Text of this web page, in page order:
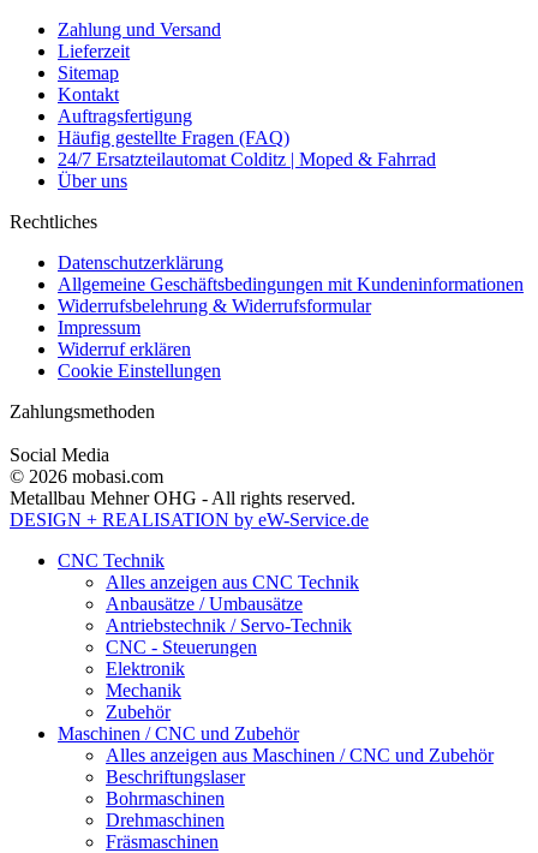
Zahlung und Versand
Lieferzeit
Sitemap
Kontakt
Auftragsfertigung
Häufig gestellte Fragen (FAQ)
24/7 Ersatzteilautomat Colditz | Moped & Fahrrad
Über uns
Rechtliches
Datenschutzerklärung
Allgemeine Geschäftsbedingungen mit Kundeninformationen
Widerrufsbelehrung & Widerrufsformular
Impressum
Widerruf erklären
Cookie Einstellungen
Zahlungsmethoden
Social Media
© 2026 mobasi.com
Metallbau Mehner OHG - All rights reserved.
DESIGN + REALISATION by eW-Service.de
CNC Technik
Alles anzeigen aus CNC Technik
Anbausätze / Umbausätze
Antriebstechnik / Servo-Technik
CNC - Steuerungen
Elektronik
Mechanik
Zubehör
Maschinen / CNC und Zubehör
Alles anzeigen aus Maschinen / CNC und Zubehör
Beschriftungslaser
Bohrmaschinen
Drehmaschinen
Fräsmaschinen